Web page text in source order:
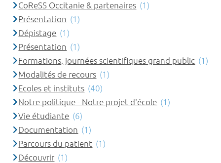
CoReSS Occitanie & partenaires (1)
Présentation (1)
Dépistage (1)
Présentation (1)
Formations, journées scientifiques grand public (1)
Modalités de recours (1)
Ecoles et instituts (40)
Notre politique - Notre projet d'école (1)
Vie étudiante (6)
Documentation (1)
Parcours du patient (1)
Découvrir (1)